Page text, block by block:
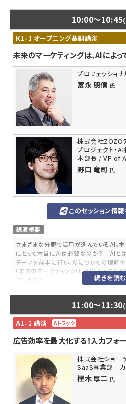
10:00〜10:45
K1-1 オープニング基調講演
未来のマーケティングは、AIによっ
プロフェッショ
富永 朋信 氏
株式会社ZOZO
プロジェクト・
本部長 / VP of
野口 竜司 氏
このセッション情
講演概要
さまざまな分野で活用が進んでいるAI。本
にとって本当にAIは必要なのか？」「AIと
テーマを前半に行い、AIについての理解
「未来のマーケティングは、AIによってど
講師プロフィール
株式会社Preferred Networks 執行役員
1992年大学卒業後、コダック社に入社。以
ミノ・ピザジャパンなどマーケティング関連
ドミノピザなど4社ではCMOを拝命。2019
など数社で顧問拝命。内閣政府広報室な
ションアドバイザー拝命。マーケティング
でアドバイザリー、チェアマンなど多数。
経BP)など。座右の銘はいろいろあるが、
空即是色」。
続きを読む
11:00〜11:30
A1-2 講演
Aトラック
広告効率を最大化する！入力フォ
株式会社ショー
SaaS事業部 カ
樫木 厚二 氏